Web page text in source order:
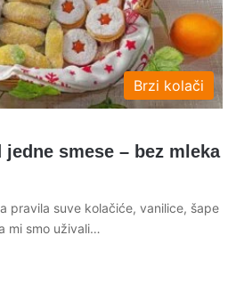
Brzi kolači
smese – bez mleka
pravila suve kolačiće, vanilice, šape
mi smo uživali…